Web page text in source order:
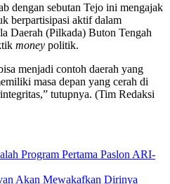
dengan sebutan Tejo ini mengajak
berpartisipasi aktif dalam
Daerah (Pilkada) Buton Tengah
money politik.
menjadi contoh daerah yang
masa depan yang cerah di
tutupnya. (Tim Redaksi
Program Pertama Paslon ARI-
Akan Mewakafkan Dirinya